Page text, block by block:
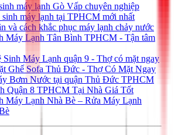
máy lạnh Gò Vấp chuyên nghiệp
sinh máy lạnh tại TPHCM mới nhất
và cách khắc phục máy lạnh chảy nước
Máy Lạnh Tân Bình TPHCM - Tận tâm
Máy Lạnh quận 9 - Thợ có mặt ngay
Ghế Sofa Thủ Đức - Thợ Có Mặt Ngay
Bơm Nước tại quận Thủ Đức TPHCM
Quận 8 TPHCM Tại Nhà Giá Tốt
Máy Lạnh Nhà Bè – Rửa Máy Lạnh